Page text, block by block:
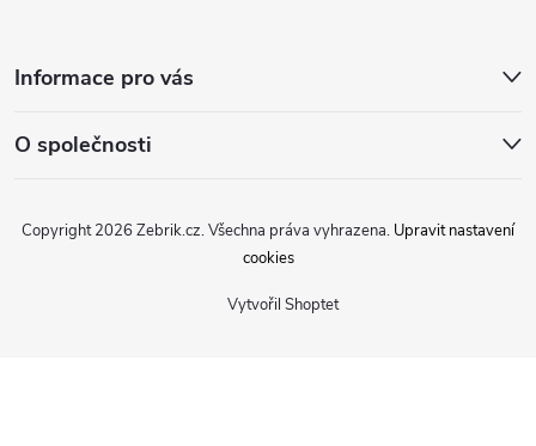
Informace pro vás
O společnosti
Vytvořil Shoptet
Copyright 2026 Zebrik.cz. Všechna práva vyhrazena. Upravit nastavení
cookies